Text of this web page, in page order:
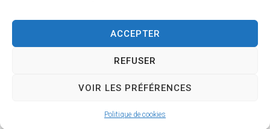
ACCEPTER
REFUSER
VOIR LES PRÉFÉRENCES
Politique de cookies
2025 © - Propulsé par Utopia